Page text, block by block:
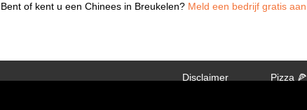
Bent of kent u een Chinees in Breukelen? Meld een bedrijf gratis aan
Pizza 🍕
Disclaimer